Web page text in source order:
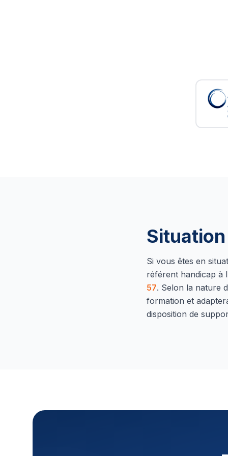
Si vous êtes en
référent handicap à
57. Selon la nature
formation et
disposition de